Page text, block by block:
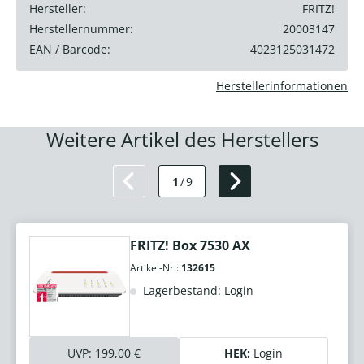
Hersteller:
FRITZ!
Herstellernummer:
20003147
EAN / Barcode:
4023125031472
Herstellerinformationen
Weitere Artikel des Herstellers
1 /9
FRITZ! Box 7530 AX
Artikel-Nr.: 132615
Lagerbestand: Login
UVP: 199,00 € HEK: Login